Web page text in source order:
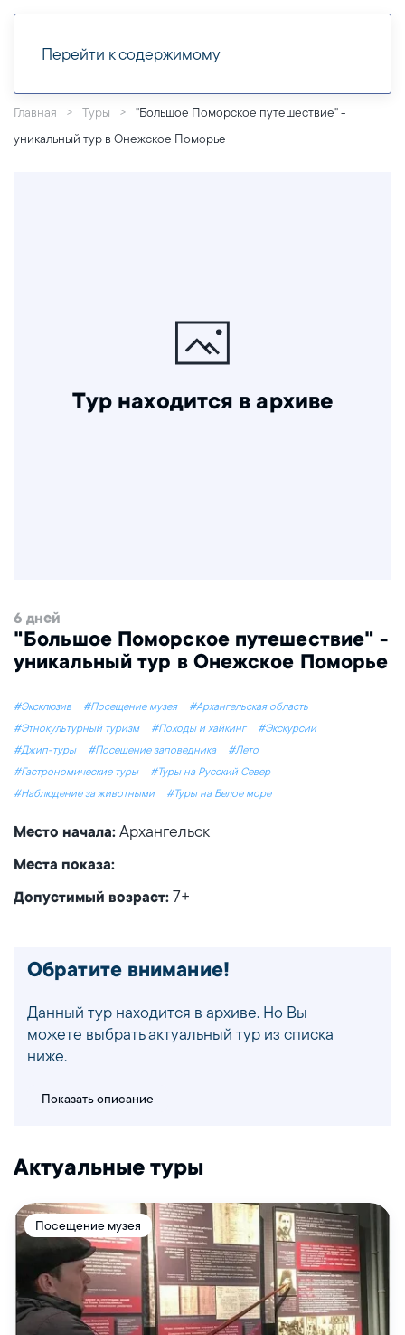
Перейти к содержимому
Главная Туры
"Большое Поморское путешествие" -
уникальный тур в Онежское Поморье
Тур находится в архиве
6 дней
"Большое Поморское путешествие" -
уникальный тур в Онежское Поморье
#Эксклюзив #Посещение музея
#Архангельская область
#Этнокультурный туризм
#Походы и хайкинг
#Экскурсии
#Джип-туры
#Посещение заповедника
#Лето
#Гастрономические туры
#Туры на Русский Север
#Наблюдение за животными
#Туры на Белое море
Место начала: Архангельск
Места показа:
Допустимый возраст: 7+
Обратите внимание!
Данный тур находится в архиве. Но Вы
можете выбрать актуальный тур из списка
ниже.
Показать описание
Актуальные туры
Посещение музея